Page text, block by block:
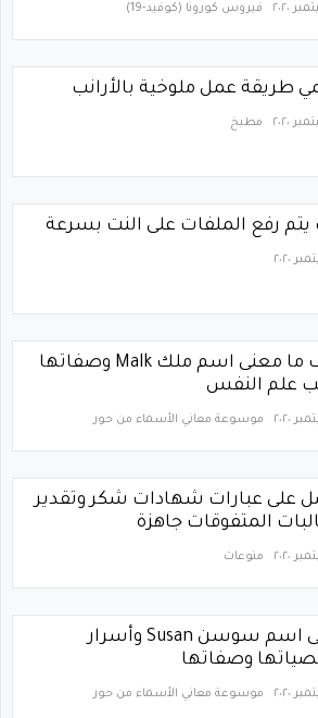
فيروس كورونا (كوفيد-19)‏
طريقة عمل ملوخية بالأرانب
مطبخ
رفع الملفات على النت بسرعة
اعرف ما معنى اسم ملك Malk وصفاتها
علم النفس
موسوعة معاني الأسماء من حور
على عبارات شهادات شكر وتقدير
المتفوقات جاهزة
منوعات
معنى اسم سوسن Susan وأسرار
وصفاتها
موسوعة معاني الأسماء من حور